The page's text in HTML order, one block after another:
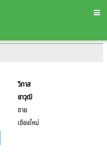
วิภาส
ยาวุฒิ
ชาย
เชียงใหม่